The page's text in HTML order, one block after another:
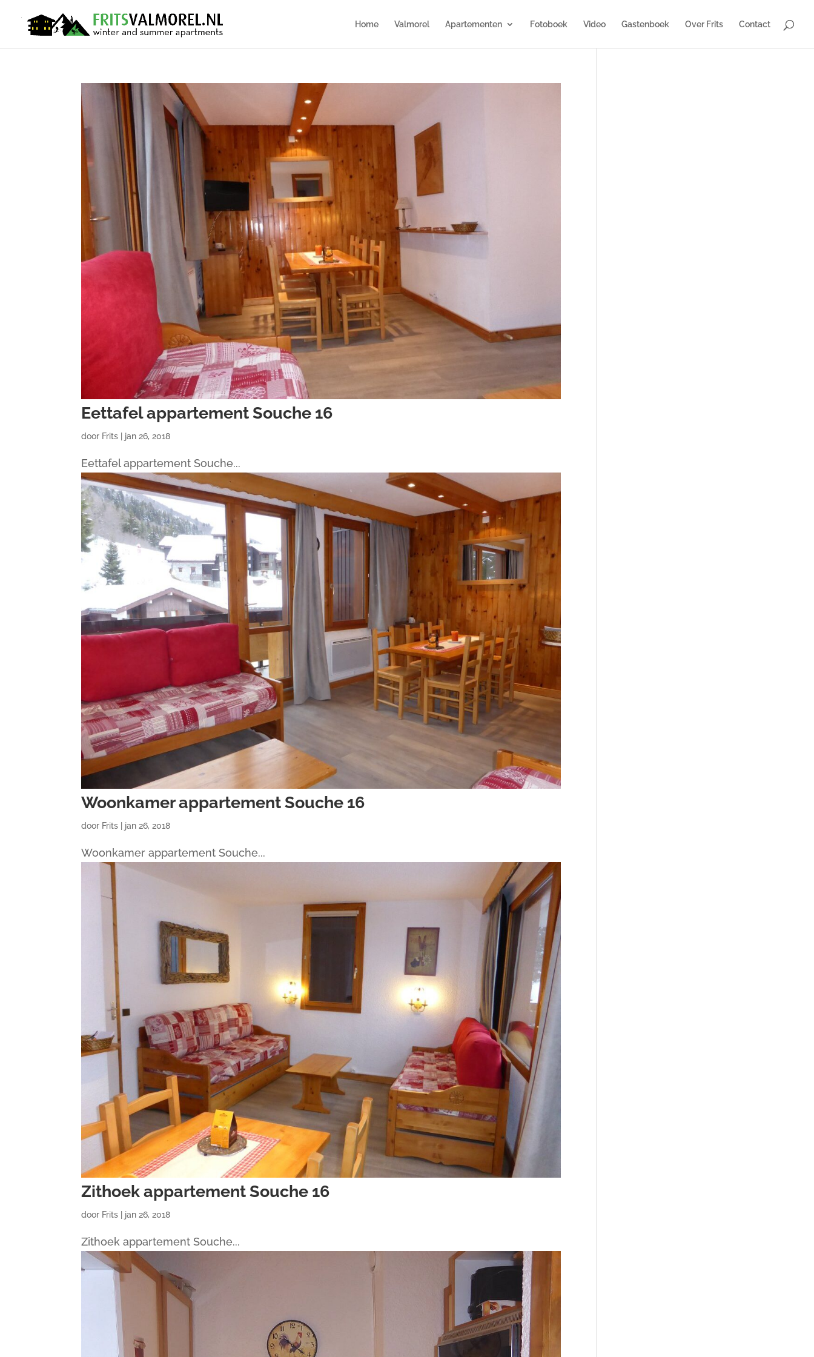
Home Valmorel Apartementen Fotoboek Video Gastenboek Over Frits Contact
Eettafel appartement Souche 16
door Frits jan 26, 2018
Eettafel appartement Souche...
Woonkamer appartement Souche 16
door Frits jan 26, 2018
Woonkamer appartement Souche...
Zithoek appartement Souche 16
door Frits jan 26, 2018
Zithoek appartement Souche...